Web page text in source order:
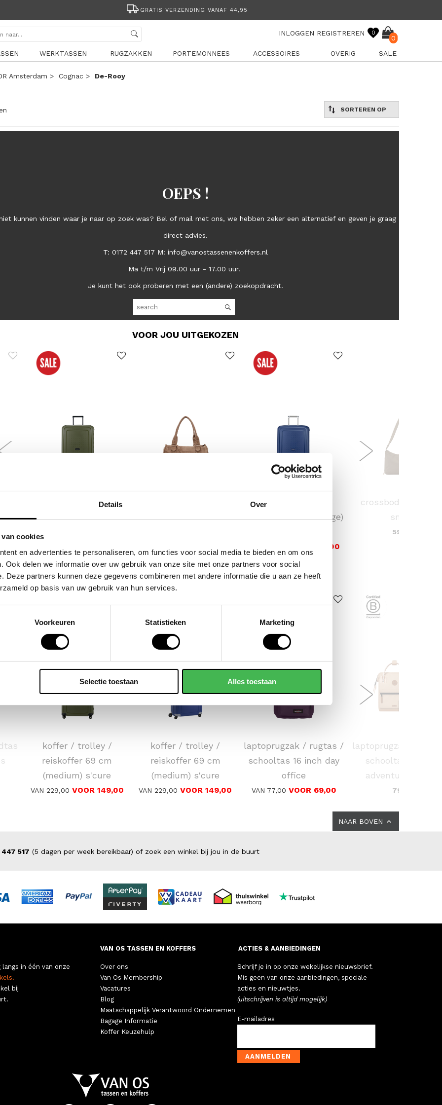
Details Over
cookies
en advertenties te personaliseren, om functies voor social media te bieden en om ons
Ook delen we informatie over uw gebruik van onze site met onze partners voor social
Deze partners kunnen deze gegevens combineren met andere informatie die u aan ze heeft
op basis van uw gebruik van hun services.
Voorkeuren Statistieken Marketing
Selectie toestaan Alles toestaan
GRATIS VERZENDING VANAF 44,95
INLOGGEN REGISTREREN 0
0
WERKTASSEN RUGZAKKEN PORTEMONNEES ACCESSOIRES OVERIG SALE
Amsterdam > Cognac > De-Rooy
SORTEREN OP
OEPS !
kunnen vinden waar je naar op zoek was? Bel of mail met ons, we hebben zeker een alternatief en geven je graag
direct advies.
T: 0172 447 517 M: info@vanostassenenkoffers.nl
Ma t/m Vrij 09.00 uur - 17.00 uur.
Je kunt het ook proberen met een (andere) zoekopdracht.
VOOR JOU UITGEKOZEN
/
koffer / trolley /
reiskoffer 75 cm (large)
koffer / trolley /
reiskoffer 75 cm (large)
VOOR 159,00
crossbodytas
small
59,90
POPULAIRE EN BEST VERKOCHT
koffer / trolley /
reiskoffer 69 cm
(medium) s'cure
VAN 229,00VOOR 149,00
koffer / trolley /
reiskoffer 69 cm
(medium) s'cure
VAN 229,00VOOR 149,00
laptoprugzak / rugtas /
schooltas 16 inch day
office
VAN 77,00VOOR 69,00
laptoprugzak /
schooltas 10 inch
adventurer small
79,00
NAAR BOVEN
447 517 (5 dagen per week bereikbaar) of zoek een winkel bij jou in de buurt
langs in één van onze
bij
VAN OS TASSEN EN KOFFERS
Over ons
Van Os Membership
Vacatures
Blog
Maatschappelijk Verantwoord Ondernemen
Bagage Informatie
Koffer Keuzehulp
ACTIES & AANBIEDINGEN
Schrijf je in op onze wekelijkse nieuwsbrief.
Mis geen van onze aanbiedingen, speciale
acties en nieuwtjes.
(uitschrijven is altijd mogelijk)
E-mailadres
AANMELDEN